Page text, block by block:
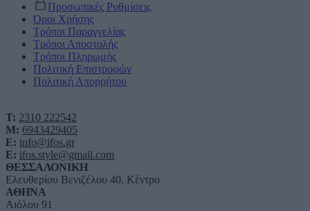
Προσωπικές Ρυθμίσεις
Όροι Χρήσης
Τρόποι Παραγγελίας
Τρόποι Αποστολής
Τρόποι Πληρωμής
Πολιτική Επιστροφών
Πολιτική Απορρήτου
T: 2310 222542
M: 6943429405
E: info@ifos.gr
E: ifos.style@gmail.com
ΘΕΣΣΑΛΟΝΙΚΗ
Ελευθερίου Βενιζέλου 40, Κέντρο
ΑΘΗΝΑ
Αιόλου 91